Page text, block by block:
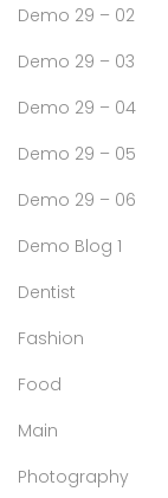
Demo 29 – 02
Demo 29 – 03
Demo 29 – 04
Demo 29 – 05
Demo 29 – 06
Demo Blog 1
Dentist
Fashion
Food
Main
Photography